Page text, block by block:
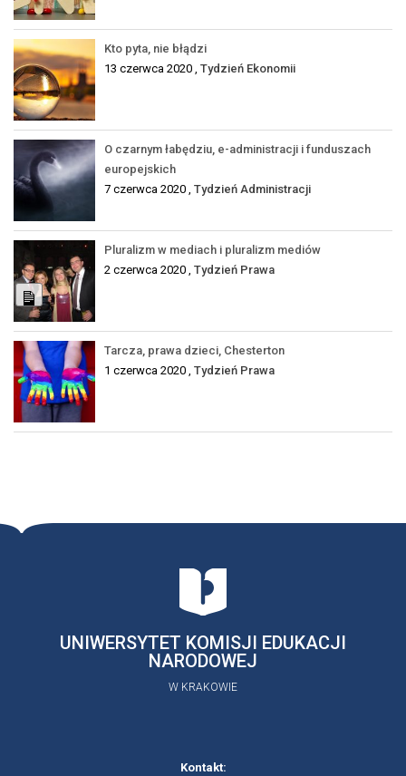
Kto pyta, nie błądzi
13 czerwca 2020 , Tydzień Ekonomii
O czarnym łabędziu, e-administracji i funduszach
europejskich
7 czerwca 2020 , Tydzień Administracji
Long
Description
Pluralizm w mediach i pluralizm mediów
2 czerwca 2020 , Tydzień Prawa
Tarcza, prawa dzieci, Chesterton
1 czerwca 2020 , Tydzień Prawa
UNIWERSYTET KOMISJI EDUKACJI
NARODOWEJ
W KRAKOWIE
Kontakt: